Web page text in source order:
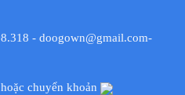
- doogown@gmail.com-
chuyển khoản